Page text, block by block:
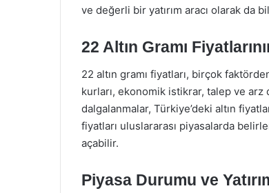
ve değerli bir yatırım aracı olarak da
22 Altın Gramı
22 altın gramı fiyatları, birçok
kurları, ekonomik istikrar, talep ve
dalgalanmalar, Türkiye’deki altın
fiyatları uluslararası piyasalarda
açabilir.
Piyasa Durumu ve